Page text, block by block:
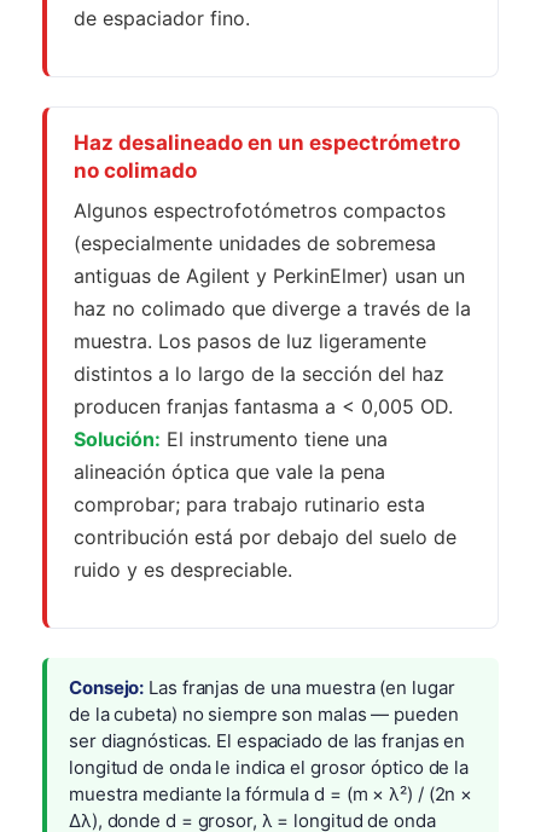
de espaciador fino.
Haz desalineado en un espectrómetro
no colimado
Algunos espectrofotómetros compactos
(especialmente unidades de sobremesa
antiguas de Agilent y PerkinElmer) usan un
haz no colimado que diverge a través de la
muestra. Los pasos de luz ligeramente
distintos a lo largo de la sección del haz
producen franjas fantasma a < 0,005 OD.
Solución: El instrumento tiene una
alineación óptica que vale la pena
comprobar; para trabajo rutinario esta
contribución está por debajo del suelo de
ruido y es despreciable.
Consejo: Las franjas de una muestra (en lugar
de la cubeta) no siempre son malas — pueden
ser diagnósticas. El espaciado de las franjas en
longitud de onda le indica el grosor óptico de la
muestra mediante la fórmula d = (m × λ²) / (2n ×
Δλ), donde d = grosor, λ = longitud de onda